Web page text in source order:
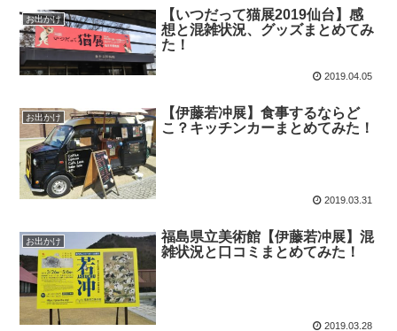
お出かけ
【いつだって猫展2019仙台】感
想と混雑状況、グッズまとめてみ
た！
2019.04.05
お出かけ
【伊藤若冲展】食事するならど
こ？キッチンカーまとめてみた！
2019.03.31
お出かけ
福島県立美術館【伊藤若冲展】混
雑状況と口コミまとめてみた！
2019.03.28